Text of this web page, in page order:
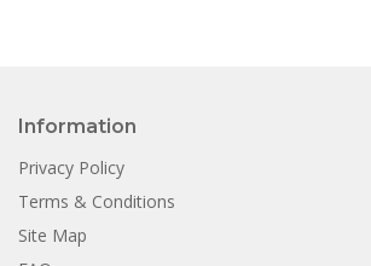
Information
Privacy Policy
Terms & Conditions
Site Map